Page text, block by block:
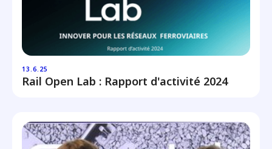
13.6.25
Rail Open Lab : Rapport d'activité 2024